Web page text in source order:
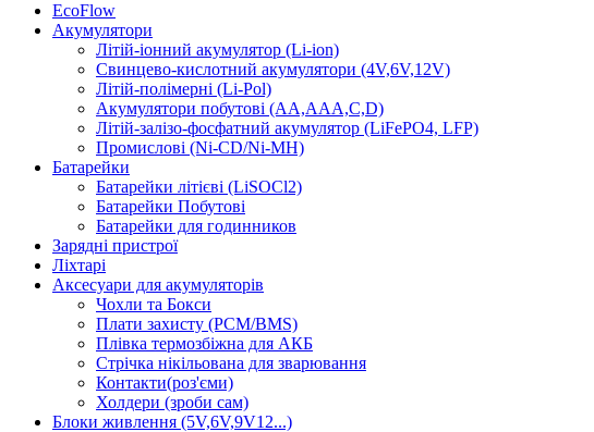
EcoFlow
Акумулятори
Літій-іонний акумулятор (Li-ion)
Свинцево-кислотний акумулятори (4V,6V,12V)
Літій-полімерні (Li-Pol)
Акумулятори побутові (AA,AAA,C,D)
Літій-залізо-фосфатний акумулятор (LiFePO4, LFP)
Промислові (Ni-CD/Ni-MH)
Батарейки
Батарейки літієві (LiSOCl2)
Батарейки Побутові
Батарейки для годинников
Зарядні пристрої
Ліхтарі
Аксесуари для акумуляторів
Чохли та Бокси
Плати захисту (PCM/BMS)
Плівка термозбіжна для АКБ
Стрічка нікільована для зварювання
Контакти(роз'єми)
Холдери (зроби сам)
Блоки живлення (5V,6V,9V12...)